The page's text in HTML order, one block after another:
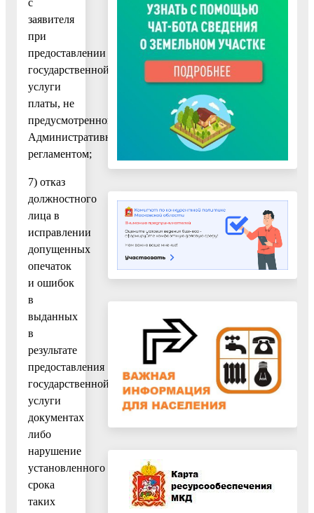
заявителя
при
предоставлении
государственной
услуги
платы, не
предусмотренной
Административным
регламентом;
7) отказ
должностного
лица в
исправлении
допущенных
опечаток
и ошибок
в
выданных
в
результате
предоставления
государственной
услуги
документах
либо
нарушение
установленного
срока
таких